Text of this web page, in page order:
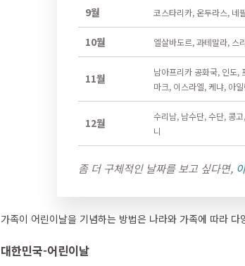
9월 코스타리카, 온두라스, 네
10월 엘살바도르, 과테말라, 스
11월
남아프리카 공화국, 인도,
마크, 이스라엘, 케냐, 아
12월
수리남, 남수단, 수단, 콩
니
좀 더 구체적인 날짜를 보고 싶다면,
가족이 어린이날을 기념하는 방법은 나라와 가족에 따라
대한민국-어린이날